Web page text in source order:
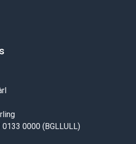
0000 (BGLLULL)